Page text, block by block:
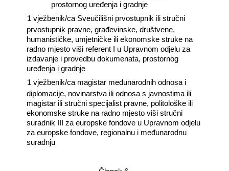
prostornog uređenja i gradnje
1 vježbenik/ca Sveučilišni prvostupnik ili stručni
prvostupnik pravne, građevinske, društvene,
humanističke, umjetničke ili ekonomske struke na
radno mjesto viši referent I u Upravnom odjelu za
izdavanje i provedbu dokumenata, prostornog
uređenja i gradnje
1 vježbenik/ca magistar međunarodnih odnosa i
diplomacije, novinarstva ili odnosa s javnostima ili
magistar ili stručni specijalist pravne, politološke ili
ekonomske struke na radno mjesto viši stručni
suradnik III za europske fondove u Upravnom odjelu
za europske fondove, regionalnu i međunarodnu
suradnju